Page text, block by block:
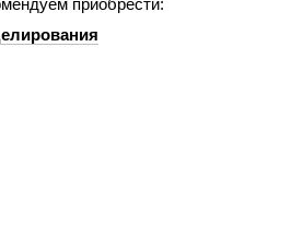
приобрести: